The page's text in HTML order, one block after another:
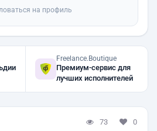
на профиль
Freelance.Boutique
Премиум-сервис для
лучших исполнителей
73 0